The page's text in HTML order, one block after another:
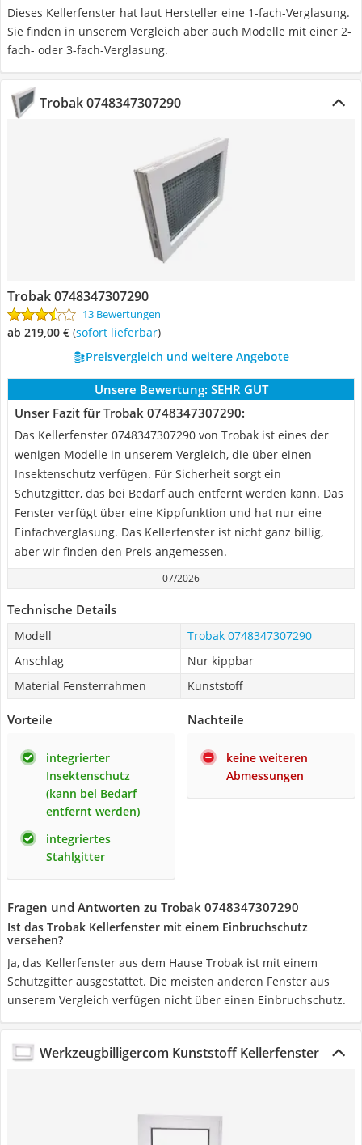
Dieses Kellerfenster hat laut Hersteller eine 1-fach-Verglasung.
Sie finden in unserem Vergleich aber auch Modelle mit einer 2-
fach- oder 3-fach-Verglasung.
Trobak 0748347307290
Trobak 0748347307290
13 Bewertungen
ab 219,00 € ( Sofort lieferbar)
Preisvergleich und weitere Angebote
Unsere Bewertung: SEHR GUT
Unser Fazit für Trobak 0748347307290:
Das Kellerfenster 0748347307290 von Trobak ist eines der
wenigen Modelle in unserem Vergleich, die über einen
Insektenschutz verfügen. Für Sicherheit sorgt ein
Schutzgitter, das bei Bedarf auch entfernt werden kann. Das
Fenster verfügt über eine Kippfunktion und hat nur eine
Einfachverglasung. Das Kellerfenster ist nicht ganz billig,
aber wir finden den Preis angemessen.
07/2026
Technische Details
Modell
Trobak 0748347307290
Anschlag
Nur kippbar
Material Fensterrahmen
Kunststoff
Vorteile
integrierter
Insektenschutz
(kann bei Bedarf
entfernt werden)
integriertes
Stahlgitter
Nachteile
keine weiteren
Abmessungen
Fragen und Antworten zu Trobak 0748347307290
Ist das Trobak Kellerfenster mit einem Einbruchschutz
versehen?
Ja, das Kellerfenster aus dem Hause Trobak ist mit einem
Schutzgitter ausgestattet. Die meisten anderen Fenster aus
unserem Vergleich verfügen nicht über einen Einbruchschutz.
Werkzeugbilligercom Kunststoff Kellerfenster